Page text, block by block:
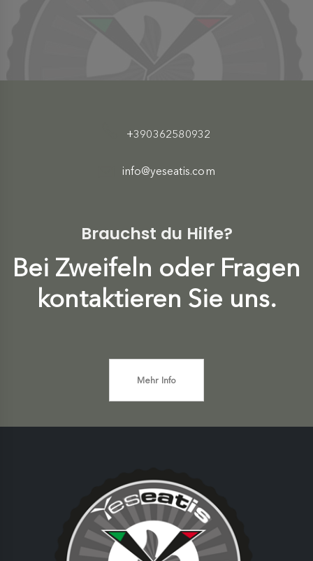
+390362580932
info@yeseatis.com
Brauchst du Hilfe?
Bei Zweifeln oder Fragen
kontaktieren Sie uns.
Mehr Info